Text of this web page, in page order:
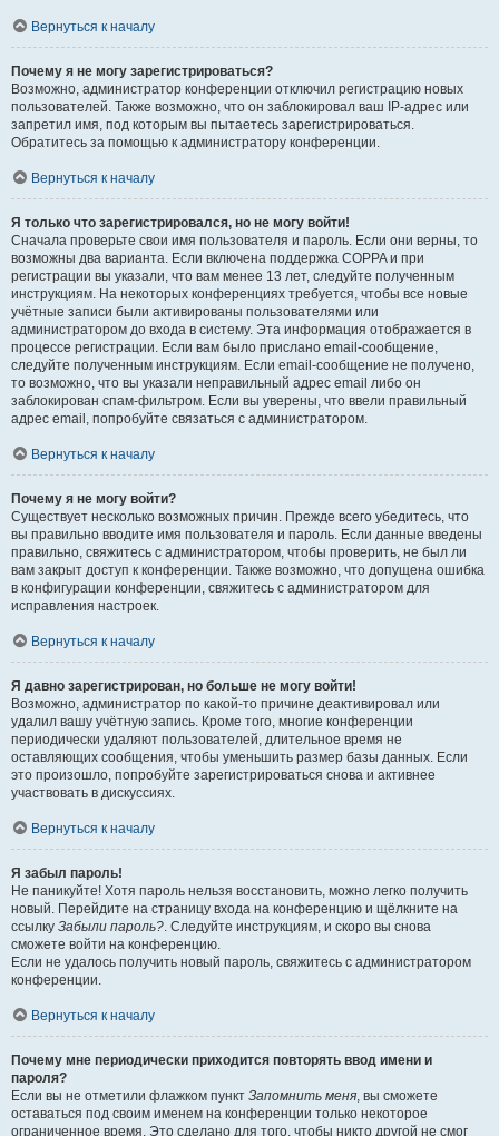
Вернуться к началу
Почему я не могу зарегистрироваться?
Возможно, администратор конференции отключил регистрацию новых
пользователей. Также возможно, что он заблокировал ваш IP-адрес или
запретил имя, под которым вы пытаетесь зарегистрироваться.
Обратитесь за помощью к администратору конференции.
Вернуться к началу
Я только что зарегистрировался, но не могу войти!
Сначала проверьте свои имя пользователя и пароль. Если они верны, то
возможны два варианта. Если включена поддержка COPPA и при
регистрации вы указали, что вам менее 13 лет, следуйте полученным
инструкциям. На некоторых конференциях требуется, чтобы все новые
учётные записи были активированы пользователями или
администратором до входа в систему. Эта информация отображается в
процессе регистрации. Если вам было прислано email-сообщение,
следуйте полученным инструкциям. Если email-сообщение не получено,
то возможно, что вы указали неправильный адрес email либо он
заблокирован спам-фильтром. Если вы уверены, что ввели правильный
адрес email, попробуйте связаться с администратором.
Вернуться к началу
Почему я не могу войти?
Существует несколько возможных причин. Прежде всего убедитесь, что
вы правильно вводите имя пользователя и пароль. Если данные введены
правильно, свяжитесь с администратором, чтобы проверить, не был ли
вам закрыт доступ к конференции. Также возможно, что допущена ошибка
в конфигурации конференции, свяжитесь с администратором для
исправления настроек.
Вернуться к началу
Я давно зарегистрирован, но больше не могу войти!
Возможно, администратор по какой-то причине деактивировал или
удалил вашу учётную запись. Кроме того, многие конференции
периодически удаляют пользователей, длительное время не
оставляющих сообщения, чтобы уменьшить размер базы данных. Если
это произошло, попробуйте зарегистрироваться снова и активнее
участвовать в дискуссиях.
Вернуться к началу
Я забыл пароль!
Не паникуйте! Хотя пароль нельзя восстановить, можно легко получить
новый. Перейдите на страницу входа на конференцию и щёлкните на
ссылку Забыли пароль?. Следуйте инструкциям, и скоро вы снова
сможете войти на конференцию.
Если не удалось получить новый пароль, свяжитесь с администратором
конференции.
Вернуться к началу
Почему мне периодически приходится повторять ввод имени и
пароля?
Если вы не отметили флажком пункт Запомнить меня, вы сможете
оставаться под своим именем на конференции только некоторое
ограниченное время. Это сделано для того, чтобы никто другой не смог